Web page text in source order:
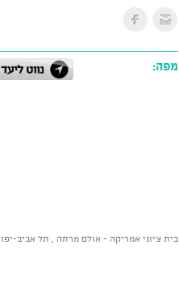
מפה:
בית ציוני אמריקה - אולם מרתה , תל אביב-יפו